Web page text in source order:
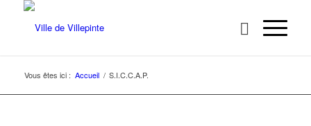
Vous êtes ici : Accueil / S.I.C.C.A.P.